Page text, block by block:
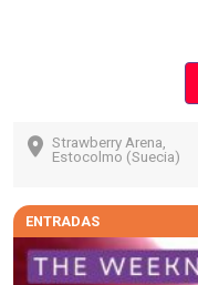
Strawberry Arena,
Estocolmo (Suecia)
ENTRADAS